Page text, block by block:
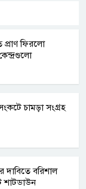
ফিরলো
চামড়া সংগ্রহ
দাবিতে বরিশাল
শাটডাউন